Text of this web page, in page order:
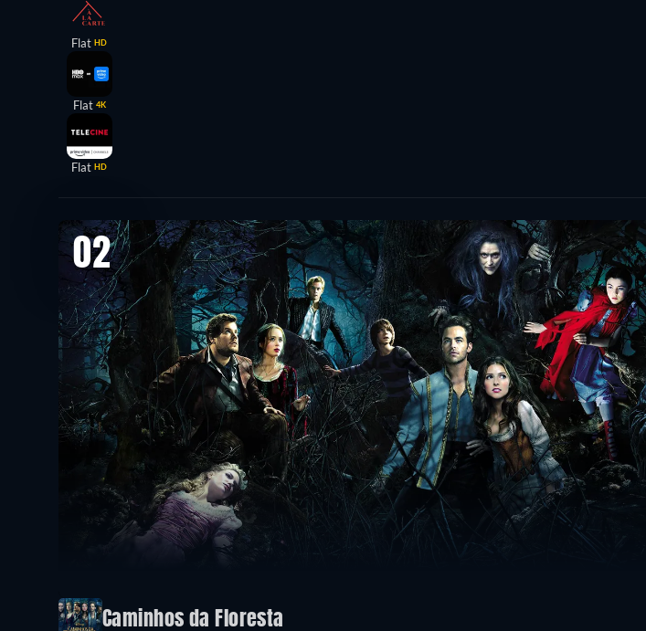
Flat HD
Flat 4K
Flat HD
02
Caminhos da Floresta